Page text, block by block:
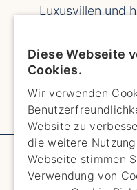
Luxusvillen und
in den
eine luxuriöse
bieten.
Diese Webseite
Cookies.
Wir verwenden
Website zu
die weitere
Webseite stimmen
Verwendung von